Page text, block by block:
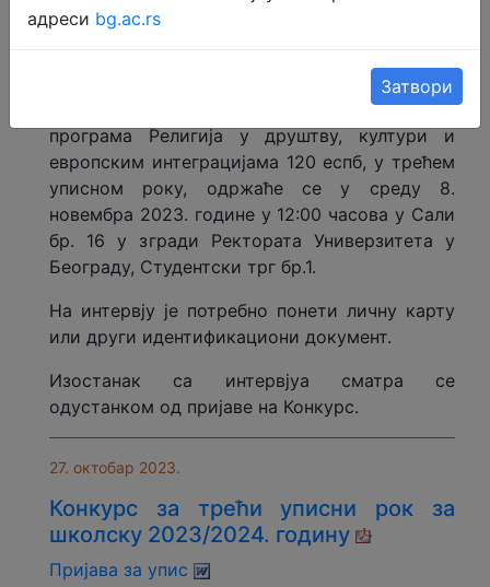
адреси bg.ac.rs
Затвори
Интервју са пријављеним кандидатима на
Конкурс за упис у прву годину мастер
програма Религија у друштву, култури и
европским интеграцијама 120 еспб, у трећем
уписном року, одржаће се у среду 8.
новембра 2023. године у 12:00 часова у Сали
бр. 16 у згради Ректората Универзитета у
Београду, Студентски трг бр.1.
На интервју је потребно понети личну карту
или други идентификациони документ.
Изостанак са интервјуа сматра се
одустанком од пријаве на Конкурс.
27. октобар 2023.
Конкурс за трећи уписни рок за
школску 2023/2024. годину
Пријава за упис